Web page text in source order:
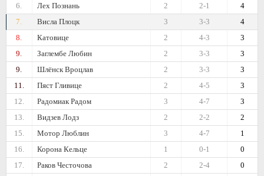
6.
Лех Познань 4
2-1
2
7.
Висла Плоцк 4
3-3
3
8.
Катовице 3
4-3
2
9.
Заглембе Любин 3
3-3
2
9.
Шлёнск Вроцлав 3
3-3
2
11.
Пяст Гливице 3
4-5
2
12.
Радомиак Радом 3
4-7
3
13.
Видзев Лодз 2
2-2
2
15.
Мотор Люблин 1
4-7
3
16.
Корона Кельце 0
0-1
1
17.
Раков Честочова 0
2-4
2